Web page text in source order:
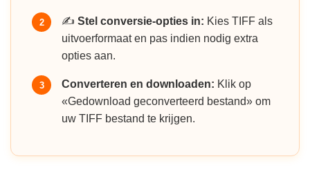
2 ✍️ Stel conversie-opties in: Kies TIFF als
uitvoerformaat en pas indien nodig extra
opties aan.
3 Converteren en downloaden: Klik op
«Gedownload geconverteerd bestand» om
uw TIFF bestand te krijgen.